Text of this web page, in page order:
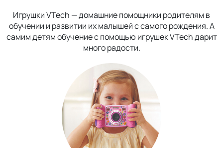
Игрушки VTech — домашние помощники родителям в
обучении и развитии их малышей с самого рождения. А
самим детям обучение с помощью игрушек VTech дарит
много радости.